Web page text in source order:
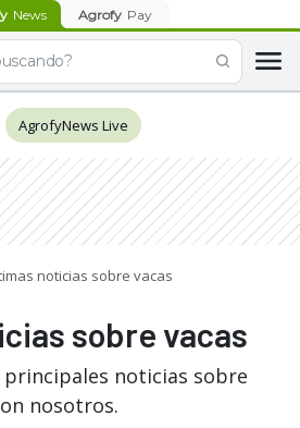
News Agrofy Pay
AgrofyNews Live
noticias sobre vacas
sobre vacas
noticias sobre
nosotros.